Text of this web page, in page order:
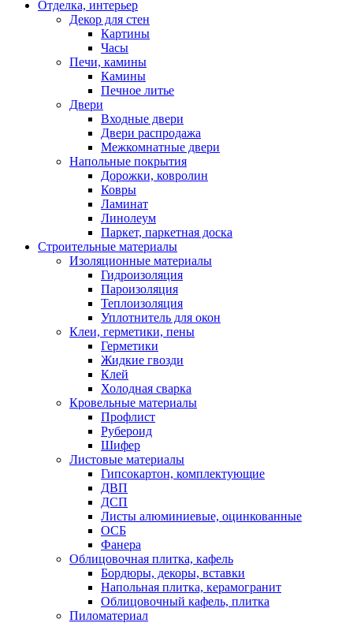
Отделка, интерьер
Декор для стен
Картины
Часы
Печи, камины
Камины
Печное литье
Двери
Входные двери
Двери распродажа
Межкомнатные двери
Напольные покрытия
Дорожки, ковролин
Ковры
Ламинат
Линолеум
Паркет, паркетная доска
Строительные материалы
Изоляционные материалы
Гидроизоляция
Пароизоляция
Теплоизоляция
Уплотнитель для окон
Клеи, герметики, пены
Герметики
Жидкие гвозди
Клей
Холодная сварка
Кровельные материалы
Профлист
Рубероид
Шифер
Листовые материалы
Гипсокартон, комплектующие
ДВП
ДСП
Листы алюминиевые, оцинкованные
ОСБ
Фанера
Облицовочная плитка, кафель
Бордюры, декоры, вставки
Напольная плитка, керамогранит
Облицовочный кафель, плитка
Пиломатериал